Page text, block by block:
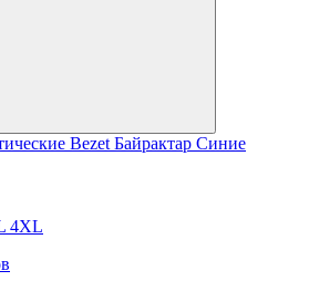
Bezet Байрактар ​​Синие
4XL